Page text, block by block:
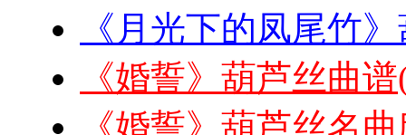
《月光下的凤尾竹
《婚誓》葫芦丝曲
《婚誓》葫芦丝名